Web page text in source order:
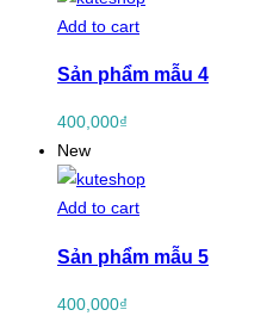
Add to cart
Sản phẩm mẫu 4
400,000₫
New
Add to cart
Sản phẩm mẫu 5
400,000₫